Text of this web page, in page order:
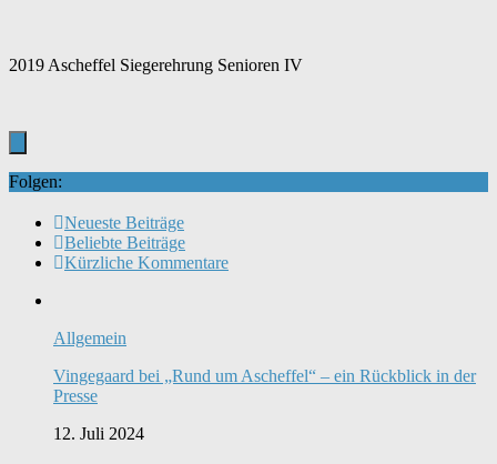
2019 Ascheffel Siegerehrung Senioren IV
Folgen:
Neueste Beiträge
Beliebte Beiträge
Kürzliche Kommentare
Allgemein
Vingegaard bei „Rund um Ascheffel“ – ein Rückblick in der
Presse
12. Juli 2024